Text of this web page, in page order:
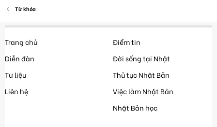
Từ khóa
Trang chủ
Diễn đàn
Tư liệu
Liên hệ
Điểm tin
Đời sống tại Nhật
Thủ tục Nhật Bản
Việc làm Nhật Bản
Nhật Bản học